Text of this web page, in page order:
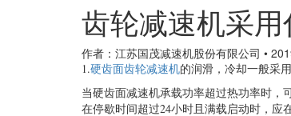
齿轮减速机采
作者：江苏国茂减速机股份有限公司 •
1.硬齿面齿轮减速机的润滑，冷却一般采
当硬齿面减速机承载功率超过热功率时，
在停歇时间超过24小时且满载启动时，应